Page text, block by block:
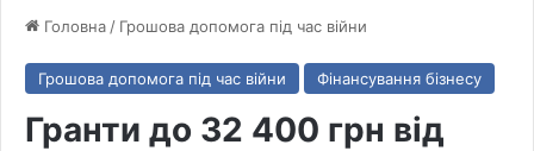
Головна / Грошова допомога під час війни
Грошова допомога під час війни Фінансування бізнесу
Гранти до 32 400 грн від